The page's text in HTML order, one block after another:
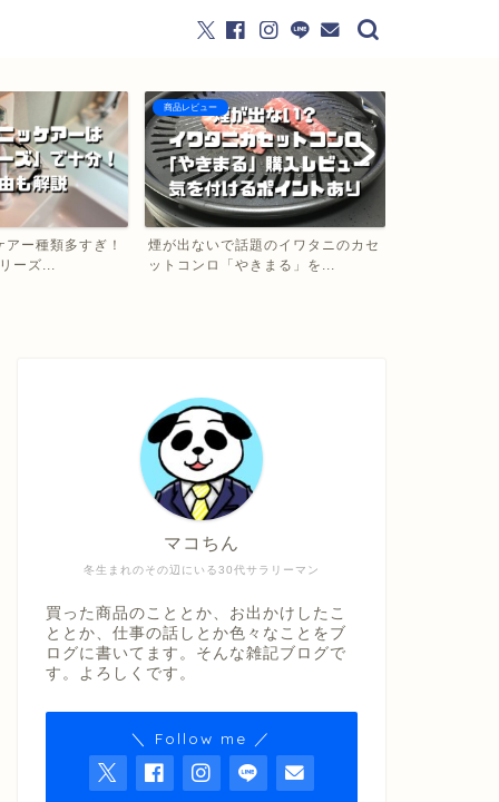
アー種類多すぎ！
ーズ...
商品レビュー
煙が出ないで話題のイワタニのカセ
ットコンロ「やきまる」を...
冬生まれのその辺にいる30代サラリーマン
マコちん
買った商品のこととか、お出かけしたこ
ととか、仕事の話しとか色々なことをブ
ログに書いてます。そんな雑記ブログで
す。よろしくです。
＼ Follow me ／